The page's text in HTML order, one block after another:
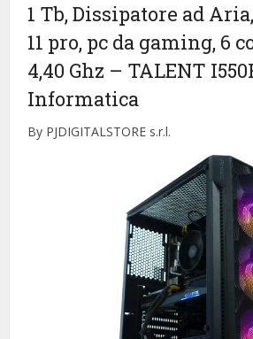
1 Tb, Dissipatore ad
11 pro, pc da gaming, 6
4,40 Ghz – TALENT
Informatica
By PJDIGITALSTORE s.r.l.